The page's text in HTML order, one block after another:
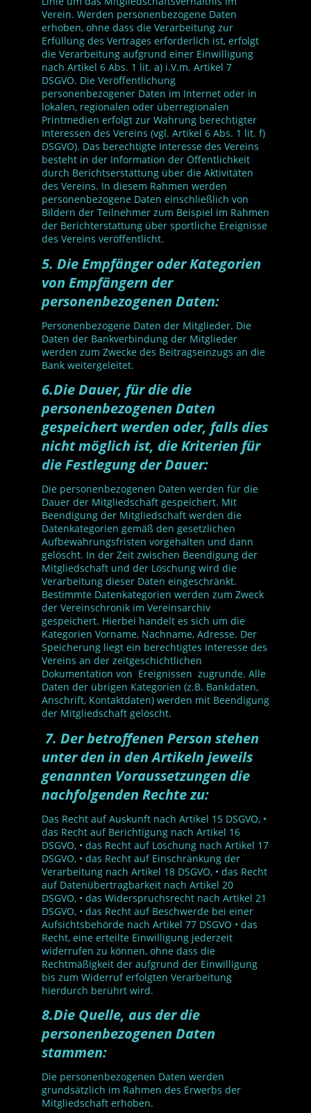
Verein. Werden personenbezogene Daten
erhoben, ohne dass die Verarbeitung zur
Erfüllung des Vertrages erforderlich ist, erfolgt
die Verarbeitung aufgrund einer Einwilligung
nach Artikel 6 Abs. 1 lit. a) i.V.m. Artikel 7
DSGVO. Die Veröffentlichung
personenbezogener Daten im Internet oder in
lokalen, regionalen oder überregionalen
Printmedien erfolgt zur Wahrung berechtigter
Interessen des Vereins (vgl. Artikel 6 Abs. 1 lit. f)
DSGVO). Das berechtigte Interesse des Vereins
besteht in der Information der Öffentlichkeit
durch Berichtserstattung über die Aktivitäten
des Vereins. In diesem Rahmen werden
personenbezogene Daten einschließlich von
Bildern der Teilnehmer zum Beispiel im Rahmen
der Berichterstattung über sportliche Ereignisse
des Vereins veröffentlicht.
5. Die Empfänger oder Kategorien
von Empfängern der
personenbezogenen Daten:
Personenbezogene Daten der Mitglieder. Die
Daten der Bankverbindung der Mitglieder
werden zum Zwecke des Beitragseinzugs an die
Bank weitergeleitet.
6.Die Dauer, für die die
personenbezogenen Daten
gespeichert werden oder, falls dies
nicht möglich ist, die Kriterien für
die Festlegung der Dauer:
Die personenbezogenen Daten werden für die
Dauer der Mitgliedschaft gespeichert. Mit
Beendigung der Mitgliedschaft werden die
Datenkategorien gemäß den gesetzlichen
Aufbewahrungsfristen vorgehalten und dann
gelöscht. In der Zeit zwischen Beendigung der
Mitgliedschaft und der Löschung wird die
Verarbeitung dieser Daten eingeschränkt.
Bestimmte Datenkategorien werden zum Zweck
der Vereinschronik im Vereinsarchiv
gespeichert. Hierbei handelt es sich um die
Kategorien Vorname, Nachname, Adresse. Der
Speicherung liegt ein berechtigtes Interesse des
Vereins an der zeitgeschichtlichen
Dokumentation von Ereignissen zugrunde. Alle
Daten der übrigen Kategorien (z.B. Bankdaten,
Anschrift, Kontaktdaten) werden mit Beendigung
der Mitgliedschaft gelöscht.
7. Der betroffenen Person stehen
unter den in den Artikeln jeweils
genannten Voraussetzungen die
nachfolgenden Rechte zu:
Das Recht auf Auskunft nach Artikel 15 DSGVO, •
das Recht auf Berichtigung nach Artikel 16
DSGVO, • das Recht auf Löschung nach Artikel 17
DSGVO, • das Recht auf Einschränkung der
Verarbeitung nach Artikel 18 DSGVO, • das Recht
auf Datenübertragbarkeit nach Artikel 20
DSGVO, • das Widerspruchsrecht nach Artikel 21
DSGVO, • das Recht auf Beschwerde bei einer
Aufsichtsbehörde nach Artikel 77 DSGVO • das
Recht, eine erteilte Einwilligung jederzeit
widerrufen zu können, ohne dass die
Rechtmäßigkeit der aufgrund der Einwilligung
bis zum Widerruf erfolgten Verarbeitung
hierdurch berührt wird.
8.Die Quelle, aus der die
personenbezogenen Daten
stammen:
Die personenbezogenen Daten werden
grundsätzlich im Rahmen des Erwerbs der
Mitgliedschaft erhoben.